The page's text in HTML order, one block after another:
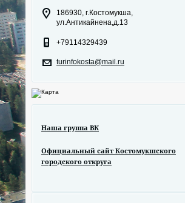
186930, г.Костомукша,
ул.Антикайнена,д.13
+79114329439
turinfokosta@mail.ru
Наша группа ВК
Официальный сайт Костомукшского
городского откруга